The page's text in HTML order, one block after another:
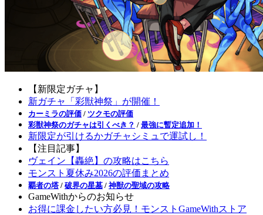
【新限定ガチャ】
新ガチャ「彩獣神祭」が開催！
カーミラの評価 / ツクモの評価
彩獣神祭のガチャは引くべき？ / 最強に暫定追加！
新限定が引けるかガチャシミュで運試し！
【注目記事】
ヴェイン【轟絶】の攻略はこちら
モンスト夏休み2026の評価まとめ
覇者の塔 / 破界の星墓 / 神獣の聖域の攻略
GameWithからのお知らせ
お得に課金したい方必見！モンストGameWithストア